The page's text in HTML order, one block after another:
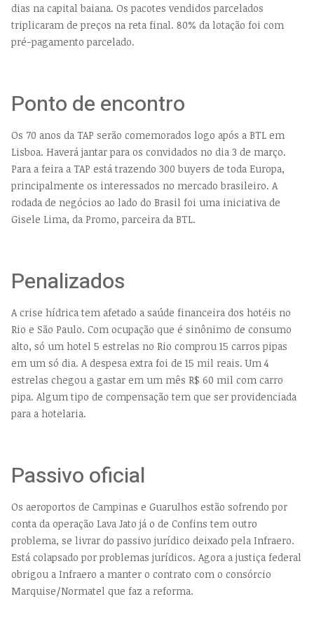
dias na capital baiana. Os pacotes vendidos parcelados
triplicaram de preços na reta final. 80% da lotação foi com
pré-pagamento parcelado.
Ponto de encontro
Os 70 anos da TAP serão comemorados logo após a BTL em
Lisboa. Haverá jantar para os convidados no dia 3 de março.
Para a feira a TAP está trazendo 300 buyers de toda Europa,
principalmente os interessados no mercado brasileiro. A
rodada de negócios ao lado do Brasil foi uma iniciativa de
Gisele Lima, da Promo, parceira da BTL.
Penalizados
A crise hídrica tem afetado a saúde financeira dos hotéis no
Rio e São Paulo. Com ocupação que é sinônimo de consumo
alto, só um hotel 5 estrelas no Rio comprou 15 carros pipas
em um só dia. A despesa extra foi de 15 mil reais. Um 4
estrelas chegou a gastar em um mês R$ 60 mil com carro
pipa. Algum tipo de compensação tem que ser providenciada
para a hotelaria.
Passivo oficial
Os aeroportos de Campinas e Guarulhos estão sofrendo por
conta da operação Lava Jato já o de Confins tem outro
problema, se livrar do passivo jurídico deixado pela Infraero.
Está colapsado por problemas jurídicos. Agora a justiça federal
obrigou a Infraero a manter o contrato com o consórcio
Marquise/Normatel que faz a reforma.